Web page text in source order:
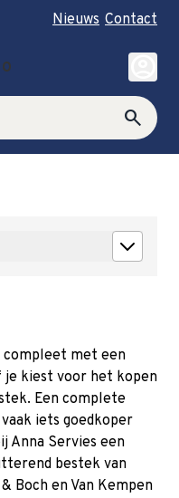
Nieuws Contact
search
account_circle
compleet met een
je kiest voor het kopen
Een complete
iets goedkoper
Anna Servies een
bestek van
Boch en Van Kempen